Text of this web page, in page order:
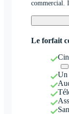
commercial.
Le forfait
Un